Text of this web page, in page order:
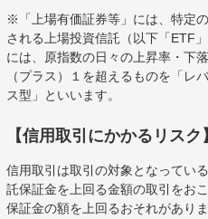
※「上場有価証券等」には、特定
される上場投資信託（以下「ETF
には、原指数の日々の上昇率・下
（プラス）１を超えるものを「
ス型」といいます。
【信用取引にかかるリスク
信用取引は取引の対象となってい
託保証金を上回る金額の取引をお
保証金の額を上回るおそれがあり